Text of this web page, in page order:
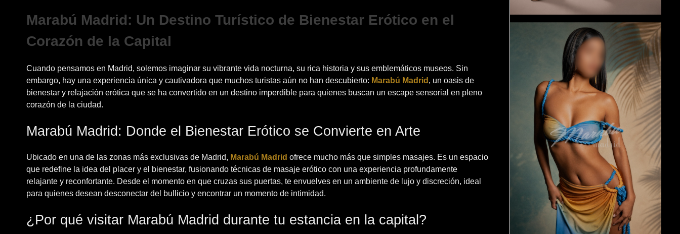
Marabú Madrid: Un Destino Turístico de Bienestar Erótico en el
Corazón de la Capital
Cuando pensamos en Madrid, solemos imaginar su vibrante vida nocturna, su rica historia y sus emblemáticos museos. Sin
embargo, hay una experiencia única y cautivadora que muchos turistas aún no han descubierto: Marabú Madrid , un oasis de
bienestar y relajación erótica que se ha convertido en un destino imperdible para quienes buscan un escape sensorial en pleno
corazón de la ciudad.
Marabú Madrid: Donde el Bienestar Erótico se Convierte en Arte
Ubicado en una de las zonas más exclusivas de Madrid, Marabú Madrid ofrece mucho más que simples masajes. Es un espacio
que redefine la idea del placer y el bienestar, fusionando técnicas de masaje erótico con una experiencia profundamente
relajante y reconfortante. Desde el momento en que cruzas sus puertas, te envuelves en un ambiente de lujo y discreción, ideal
para quienes desean desconectar del bullicio y encontrar un momento de intimidad.
¿Por qué visitar Marabú Madrid durante tu estancia en la capital?